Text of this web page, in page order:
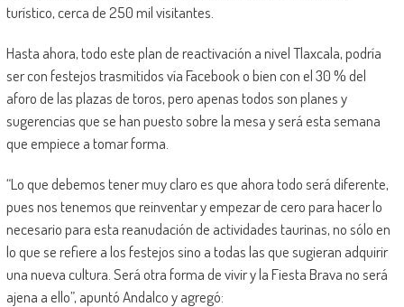
turístico, cerca de 250 mil visitantes.
Hasta ahora, todo este plan de reactivación a nivel Tlaxcala, podría
ser con festejos trasmitidos vía Facebook o bien con el 30 % del
aforo de las plazas de toros, pero apenas todos son planes y
sugerencias que se han puesto sobre la mesa y será esta semana
que empiece a tomar forma.
“Lo que debemos tener muy claro es que ahora todo será diferente,
pues nos tenemos que reinventar y empezar de cero para hacer lo
necesario para esta reanudación de actividades taurinas, no sólo en
lo que se refiere a los festejos sino a todas las que sugieran adquirir
una nueva cultura. Será otra forma de vivir y la Fiesta Brava no será
ajena a ello”, apuntó Andalco y agregó: